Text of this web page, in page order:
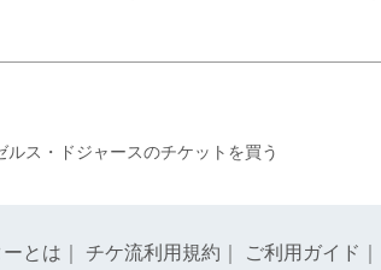
ルス・ドジャースのチケットを買う
とは チケ流利用規約 ご利用ガイド